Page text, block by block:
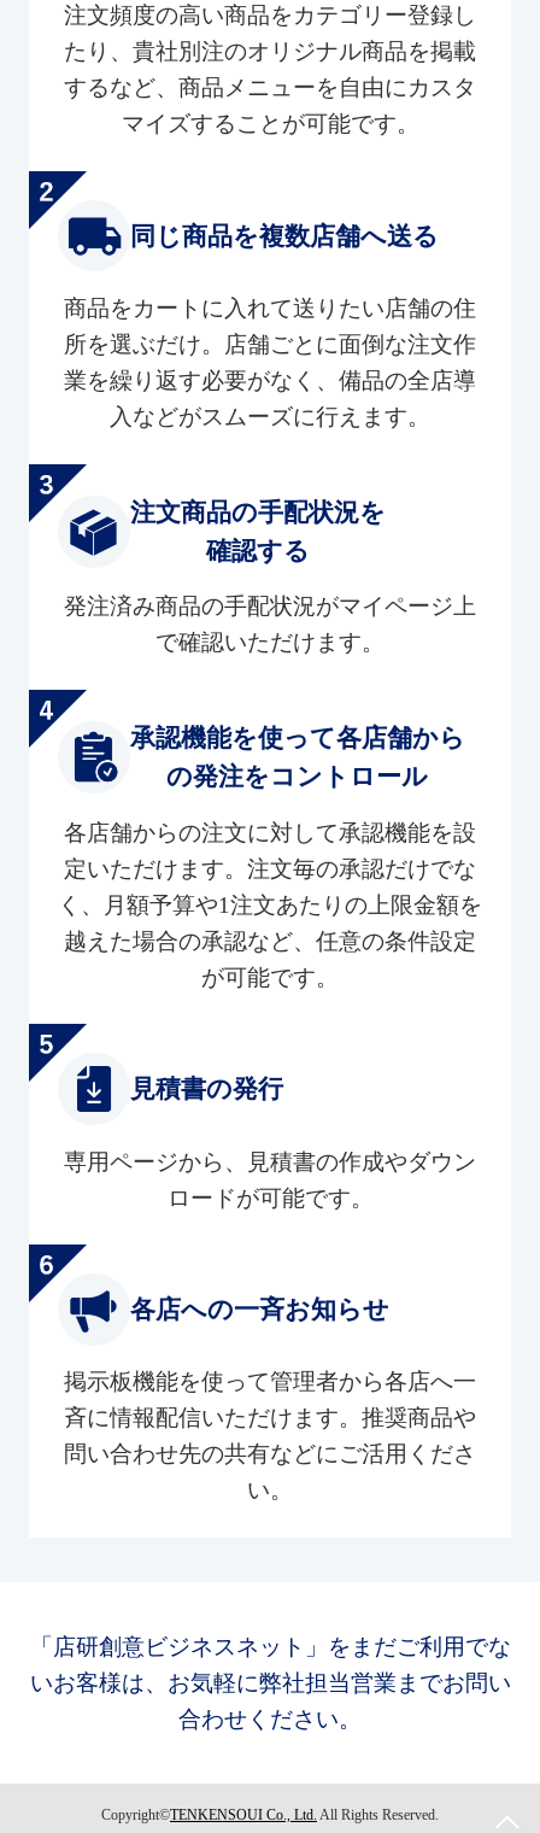
注文頻度の高い商品をカテゴリー登録し
たり、貴社別注のオリジナル商品を掲載
するなど、商品メニューを自由にカスタ
マイズすることが可能です。
同じ商品を複数店舗へ送る
商品をカートに入れて送りたい店舗の住
所を選ぶだけ。店舗ごとに面倒な注文作
業を繰り返す必要がなく、備品の全店導
入などがスムーズに行えます。
注文商品の手配状況を
確認する
発注済み商品の手配状況がマイページ上
で確認いただけます。
承認機能を使って各店舗から
の発注をコントロール
各店舗からの注文に対して承認機能を設
定いただけます。注文毎の承認だけでな
く、月額予算や1注文あたりの上限金額を
越えた場合の承認など、任意の条件設定
が可能です。
見積書の発行
専用ページから、見積書の作成やダウン
ロードが可能です。
各店への一斉お知らせ
掲示板機能を使って管理者から各店へ一
斉に情報配信いただけます。推奨商品や
問い合わせ先の共有などにご活用くださ
い。
「店研創意ビジネスネット」をまだご利用でな
いお客様は、お気軽に弊社担当営業までお問い
合わせください。
Copyright©TENKENSOUI Co., Ltd. All Rights Reserved.